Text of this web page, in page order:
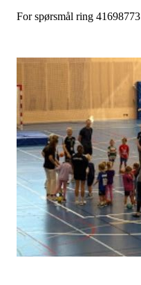
For spørsmål ring 41698773